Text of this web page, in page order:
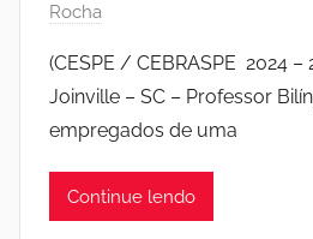
Rocha
(CESPE / CEBRASPE 2024
Joinville – SC – Professor
empregados de uma
Continue lendo